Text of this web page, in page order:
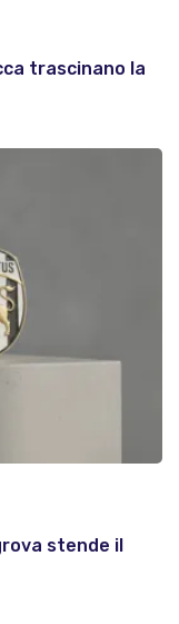
trascinano la
stende il